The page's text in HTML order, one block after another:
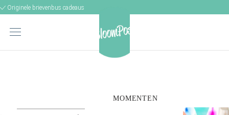
Originele brievenbus cadeaus
MOMENTEN